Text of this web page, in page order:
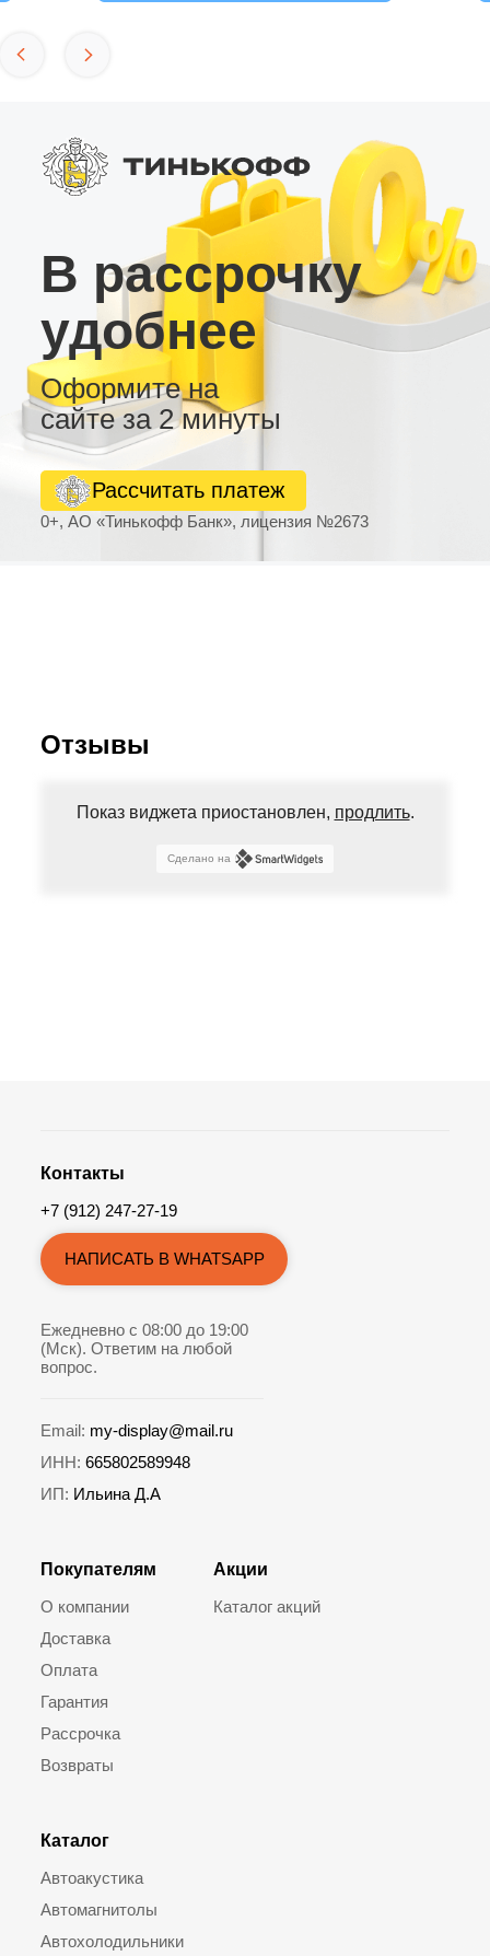
В рассрочку
удобнее
Оформите на
сайте за 2 минуты
0+, АО «Тинькофф Банк», лицензия №2673
Рассчитать платеж
Отзывы
Показ виджета приостановлен, продлить.
Сделано на
Покупателям
О компании
Доставка
Оплата
Гарантия
Рассрочка
Возвраты
Каталог
Автоакустика
Автомагнитолы
Автохолодильники
Акции
Каталог акций
Контакты
+7 (912) 247-27-19
НАПИСАТЬ В WHATSAPP
Ежедневно с 08:00 до 19:00
(Мск). Ответим на любой
вопрос.
Email: my-display@mail.ru
ИНН: 665802589948
ИП: Ильина Д.А